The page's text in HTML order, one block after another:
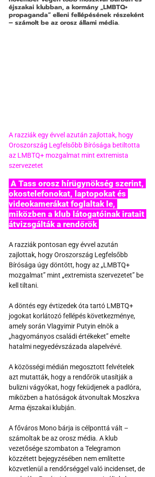
éjszakai klubban, a kormány „LMBTQ+
propaganda” elleni fellépésének részeként
– számolt be az orosz állami média.
A razziák egy évvel azután zajlottak, hogy
Oroszország Legfelsőbb Bírósága betiltotta
az LMBTQ+ mozgalmat mint extremista
szervezetet
okostelefonokat, laptopokat és
videokamerákat foglaltak le,
miközben a klub látogatóinak iratait
átvizsgálták a rendőrök
A razziák pontosan egy évvel azután
zajlottak, hogy Oroszország Legfelsőbb
Bírósága úgy döntött, hogy az „LMBTQ+
mozgalmat” mint „extremista szervezetet” be
kell tiltani.
A döntés egy évtizedek óta tartó LMBTQ+
jogokat korlátozó fellépés következménye,
amely során Vlagyimir Putyin elnök a
„hagyományos családi értékeket” emelte
hatalmi negyedévszázada alapelvévé.
A közösségi médián megosztott felvételek
azt mutatták, hogy a rendőrök utasítják a
bulizni vágyókat, hogy feküdjenek a padlóra,
miközben a hatóságok átvonultak Moszkva
Arma éjszakai klubján.
A főváros Mono bárja is célponttá vált –
számoltak be az orosz média. A klub
vezetősége szombaton a Telegramon
közzétett bejegyzésében nem említette
közvetlenül a rendőrséggel való incidenset, de